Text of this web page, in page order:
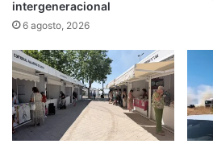
intergeneracional
6 agosto, 2026